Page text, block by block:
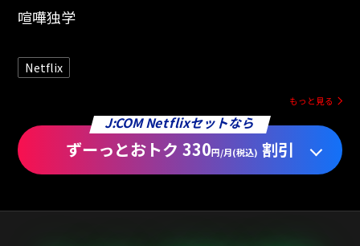
エノーラ・ホームズの事件簿3
Netflix
もっと見る
J:COM Netflixセットなら
ずーっとおトク 330円/月(税込) 割引